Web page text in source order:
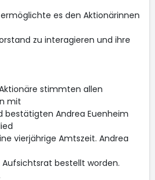
es den Aktionärinnen
zu interagieren und ihre
stimmten allen
mit
bestätigten Andrea Euenheim
vierjährige Amtszeit. Andrea
bestellt worden.